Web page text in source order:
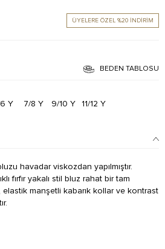
ÜYELERE ÖZEL %20 İNDİRİM
BEDEN TABLOSU
Y 7/8 Y 9/10 Y 11/12 Y
havadar viskozdan yapılmıştır.
fırfır yakalı stil bluz rahat bir tam
elastik manşetli kabarık kollar ve kontrast